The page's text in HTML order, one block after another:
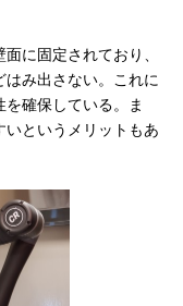
に固定されており、
み出さない。これに
確保している。ま
いというメリットもあ